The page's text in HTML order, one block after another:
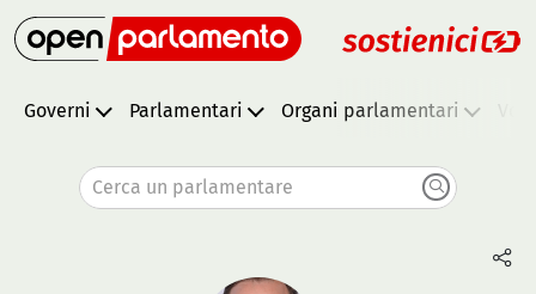
Governi Parlamentari Organi parlamentari
Cerca un parlamentare